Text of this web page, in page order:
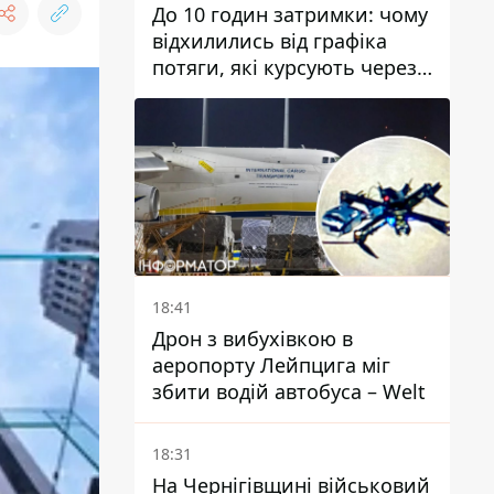
До 10 годин затримки: чому
відхилились від графіка
потяги, які курсують через
Дніпро та область
18:41
Дрон з вибухівкою в
аеропорту Лейпцига міг
збити водій автобуса – Welt
18:31
На Чернігівщині військовий